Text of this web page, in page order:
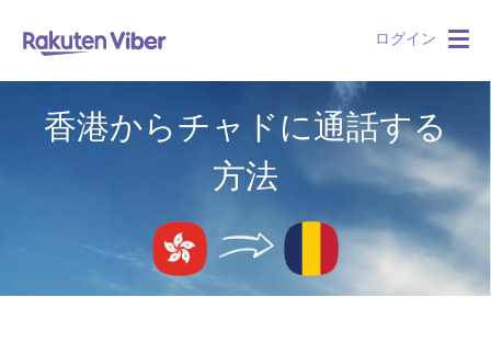
ログイン
香港からチャドに通話する
方法